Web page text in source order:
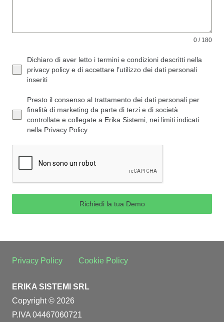
0 / 180
Dichiaro di aver letto i termini e condizioni descritti nella
privacy policy e di accettare l’utilizzo dei dati personali
inseriti
Presto il consenso al trattamento dei dati personali per
finalità di marketing da parte di terzi e di società
controllate e collegate a Erika Sistemi, nei limiti indicati
nella Privacy Policy
Richiedi la tua Demo
Privacy Policy Cookie Policy
ERIKA SISTEMI SRL
Copyright © 2026
P.IVA 04467060721